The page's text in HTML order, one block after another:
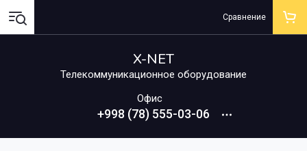
X-NET
Телекоммуникационное оборудование
Офис
+998 (78) 555-03-06
Сравнение